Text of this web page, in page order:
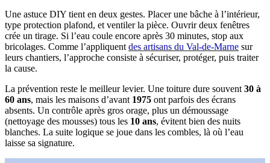
Une astuce DIY tient en deux gestes. Placer une bâche à l’intérieur,
type protection plafond, et ventiler la pièce. Ouvrir deux fenêtres
crée un tirage. Si l’eau coule encore après 30 minutes, stop aux
bricolages. Comme l’appliquent des artisans du Val-de-Marne sur
leurs chantiers, l’approche consiste à sécuriser, protéger, puis traiter
la cause.
La prévention reste le meilleur levier. Une toiture dure souvent 30 à
60 ans, mais les maisons d’avant 1975 ont parfois des écrans
absents. Un contrôle après gros orage, plus un démoussage
(nettoyage des mousses) tous les 10 ans, évitent bien des nuits
blanches. La suite logique se joue dans les combles, là où l’eau
laisse sa signature.